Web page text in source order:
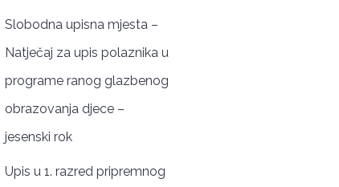
Slobodna upisna mjesta –
Natječaj za upis polaznika u
programe ranog glazbenog
obrazovanja djece –
jesenski rok
Upis u 1. razred pripremnog